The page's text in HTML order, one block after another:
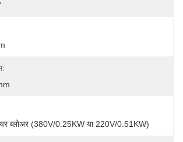
एयर ब्लोअर (380V/0.25KW या 220V/0.51KW)